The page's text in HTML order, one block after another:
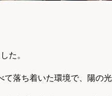
た。
落ち着いた環境で、陽の